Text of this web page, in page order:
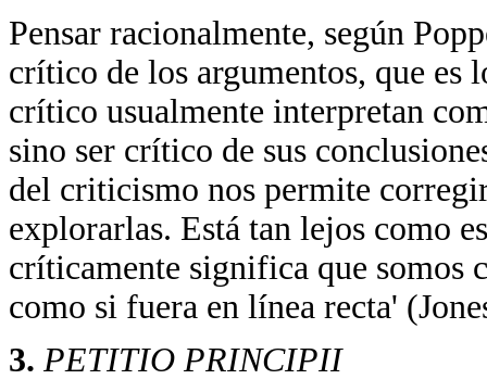
Pensar racionalmente, según
crítico de los argumentos, que es
crítico usualmente interpretan
sino ser crítico de sus
del criticismo nos permite
explorarlas. Está tan lejos como
críticamente significa que somos
como si fuera en línea recta'
3. PETITIO PRINCIPII